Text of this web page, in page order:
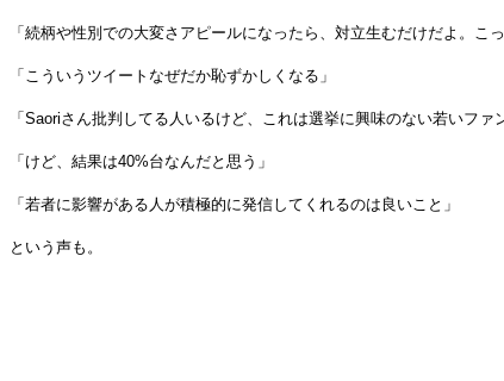
「続柄や性別での大変さアピールになったら、対立生むだけだよ。こ
「こういうツイートなぜだか恥ずかしくなる」
「Saoriさん批判してる人いるけど、これは選挙に興味のない若いファ
「けど、結果は40%台なんだと思う」
「若者に影響がある人が積極的に発信してくれるのは良いこと」
という声も。